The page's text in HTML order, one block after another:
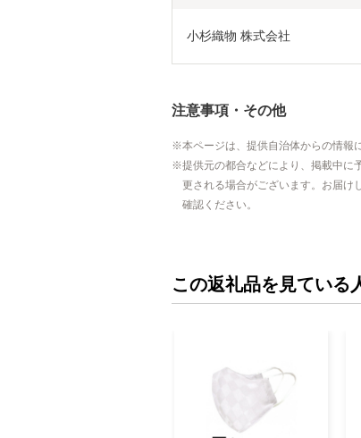
小杉織物 株式会社
注意事項・その他
本ページは、提供自治体からの情報
提供元の都合などにより、掲載中に
更される場合がございます。お届け
確認ください。
この返礼品を見ている